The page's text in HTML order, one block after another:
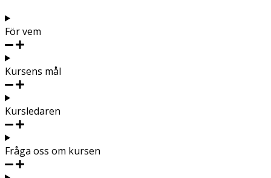
För vem
Kursens mål
Kursledaren
Fråga oss om kursen